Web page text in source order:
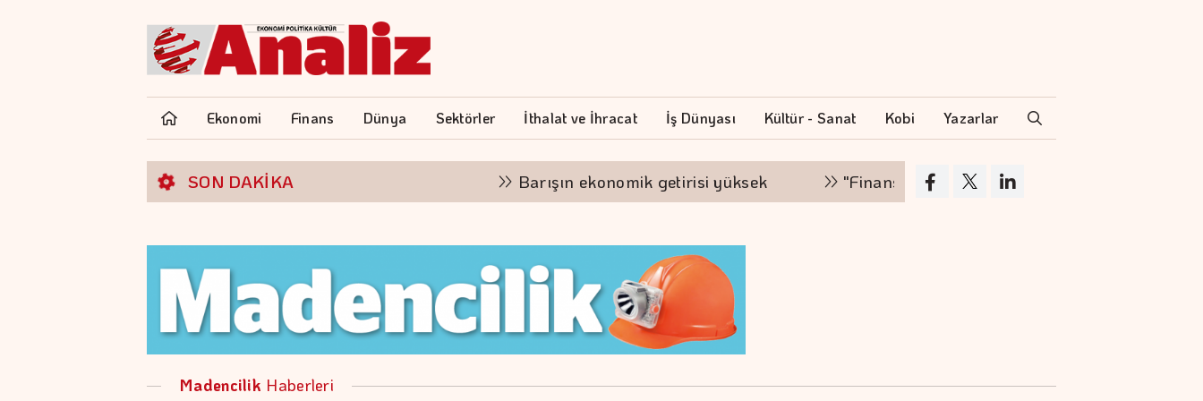
Ekonomi Finans Dünya Sektörler İthalat ve İhracat İş Dünyası Kültür - Sanat Kobi Yazarlar
SON DAKİKA Barışın ekonomik getirisi yüksek "Finansman zinciri kırılırsa üretim zinciri de durur"
Madencilik Haberleri